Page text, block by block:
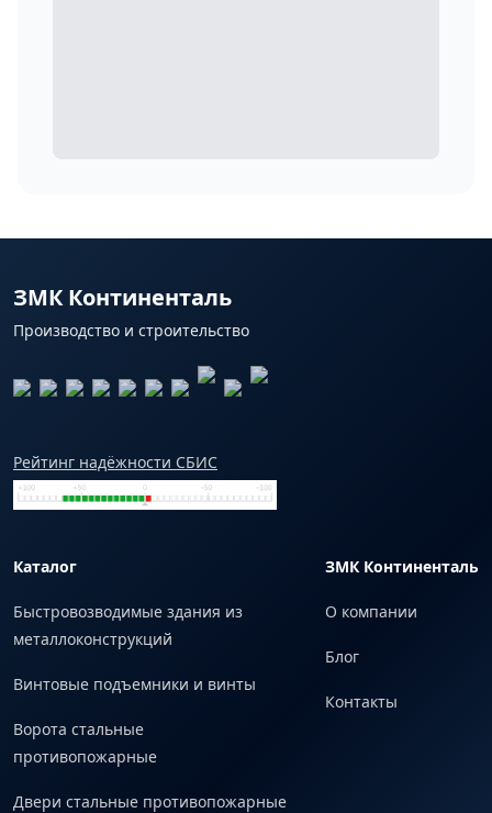
ЗМК Континенталь
Производство и строительство
Рейтинг надёжности СБИС
Каталог
Быстровозводимые здания из
металлоконструкций
Винтовые подъемники и винты
Ворота стальные
противопожарные
Двери стальные противопожарные
ЗМК Континенталь
О компании
Блог
Контакты